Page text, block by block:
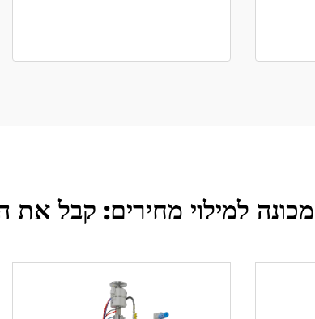
מכונה למילוי מחירים: קבל את